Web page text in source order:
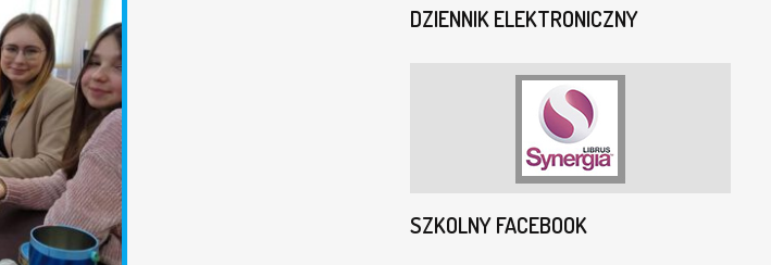
DZIENNIK ELEKTRONICZNY
SZKOLNY FACEBOOK